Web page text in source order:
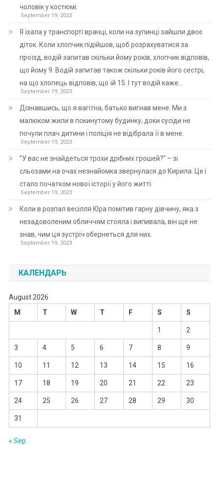
чоловік у костюмі.
September 19, 2023
Я їхала у транспорті вранці, коли на зупинці зайшли двоє
діток. Коли хлопчик підійшов, щоб розрахуватися за
проїзд, водій запитав скільки йому років, хлопчик відповів,
що йому 9. Водій запитав також скільки років його сестрі,
на що хлопець відповів, що їй 15. І тут водій каже…
September 19, 2023
Дізнавшись, що я вагітна, батько вигнав мене. Ми з
малюком жили в покинутому будинку, доки сусіди не
почули плач дитини і поліція не відібрала її в мене.
September 19, 2023
”У вас не знайдеться трохи дрібних грошей?” – зі
сльозами на очах незнайомка звернулася до Кирила. Це і
стало початком нової історії у його житті.
September 19, 2023
Коли в розпал весілля Юра помітив гарну дівчину, яка з
незадоволеним обличчям стояла і випивала, він ще не
знав, чим ця зустріч обернеться для них.
September 19, 2023
КАЛЕНДАРЬ
August 2026
M
T W T F S S
1 2
3 4 5 6 7 8 9
10 11 12 13 14 15 16
17 18 19 20 21 22 23
24 25 26 27 28 29 30
31
« Sep